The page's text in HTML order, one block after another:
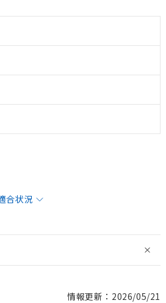
合状況
情報更新：2026/05/21